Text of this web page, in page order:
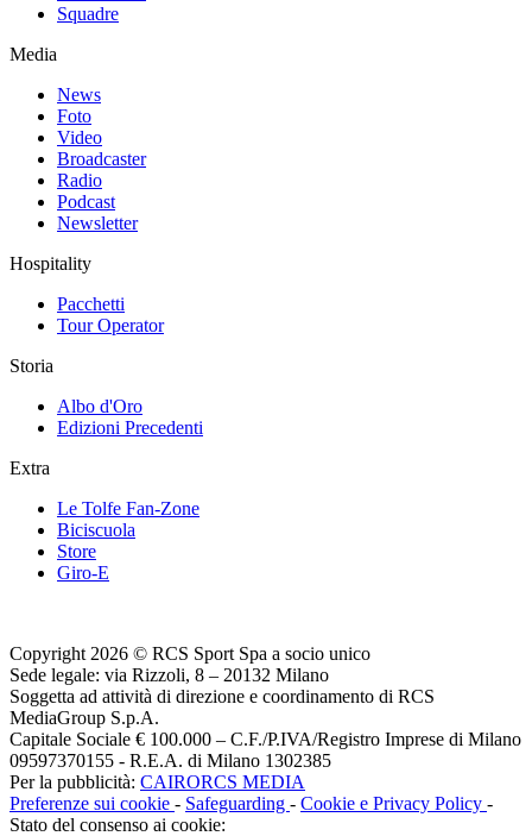
Squadre
Media
News
Foto
Video
Broadcaster
Radio
Podcast
Newsletter
Hospitality
Pacchetti
Tour Operator
Storia
Albo d'Oro
Edizioni Precedenti
Extra
Le Tolfe Fan-Zone
Biciscuola
Store
Giro-E
Copyright 2026 © RCS Sport Spa a socio unico
Sede legale: via Rizzoli, 8 – 20132 Milano
Soggetta ad attività di direzione e coordinamento di RCS
MediaGroup S.p.A.
Capitale Sociale € 100.000 – C.F./P.IVA/Registro Imprese di Milano
09597370155 - R.E.A. di Milano 1302385
Per la pubblicità: CAIRORCS MEDIA
Preferenze sui cookie - Safeguarding - Cookie e Privacy Policy -
Stato del consenso ai cookie: